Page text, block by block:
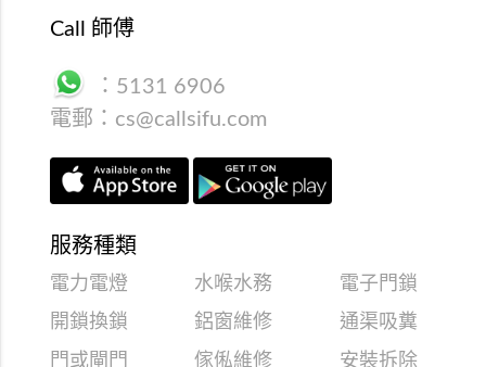
Call 師傅
： 5131 6906
電郵： cs@callsifu.com
服務種類
電力電燈 水喉水務
電子門鎖
開鎖換鎖
鋁窗維修
通渠吸糞
門或閘門
傢俬維修
安裝拆除